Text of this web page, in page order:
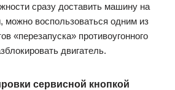
сразу доставить машину на
можно воспользоваться одним из
«перезапуска» противоугонного
двигатель.
сервисной кнопкой